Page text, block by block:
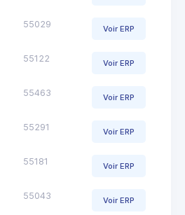
55029 Voir ERP
55122 Voir ERP
55463 Voir ERP
55291 Voir ERP
55181 Voir ERP
55043 Voir ERP